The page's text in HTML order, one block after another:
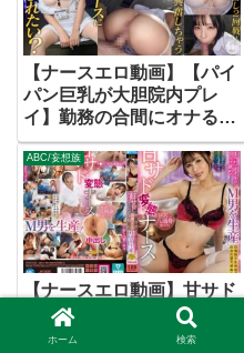
【ナースエロ動画】【パイ
パン巨乳が大胆院内プレ
イ】勤務の合間にオナる天
性のエロ女！こっそり忍び
込んで大胆フェラ＆おもち
ゃオナニー！バレそうにな
ると移動してプレイ続行！
声を抑えてイキまくりの敏
感マ●コに連続中出し！！
【Thanks Bitch】【み
お】 藤子みお
ABC/妄想族
【ナースエロ動画】甘サド
変態ナース高橋ほなみ 唾
液まみれでアナルから尿道
ホーム 検索